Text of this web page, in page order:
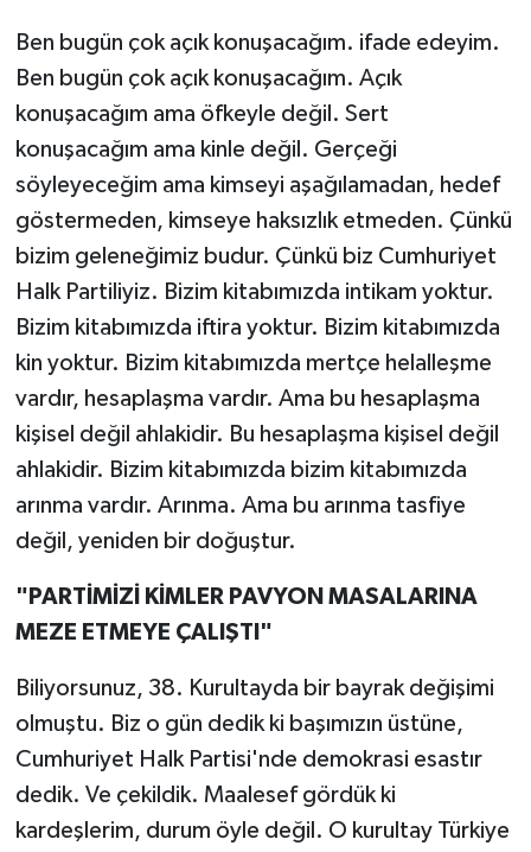
Ben bugün çok açık konuşacağım. ifade edeyim.
Ben bugün çok açık konuşacağım. Açık
konuşacağım ama öfkeyle değil. Sert
konuşacağım ama kinle değil. Gerçeği
söyleyeceğim ama kimseyi aşağılamadan, hedef
göstermeden, kimseye haksızlık etmeden. Çünkü
bizim geleneğimiz budur. Çünkü biz Cumhuriyet
Halk Partiliyiz. Bizim kitabımızda intikam yoktur.
Bizim kitabımızda iftira yoktur. Bizim kitabımızda
kin yoktur. Bizim kitabımızda mertçe helalleşme
vardır, hesaplaşma vardır. Ama bu hesaplaşma
kişisel değil ahlakidir. Bu hesaplaşma kişisel değil
ahlakidir. Bizim kitabımızda bizim kitabımızda
arınma vardır. Arınma. Ama bu arınma tasfiye
değil, yeniden bir doğuştur.
"PARTİMİZİ KİMLER PAVYON MASALARINA
MEZE ETMEYE ÇALIŞTI"
Biliyorsunuz, 38. Kurultayda bir bayrak değişimi
olmuştu. Biz o gün dedik ki başımızın üstüne,
Cumhuriyet Halk Partisi'nde demokrasi esastır
dedik. Ve çekildik. Maalesef gördük ki
kardeşlerim, durum öyle değil. O kurultay Türkiye